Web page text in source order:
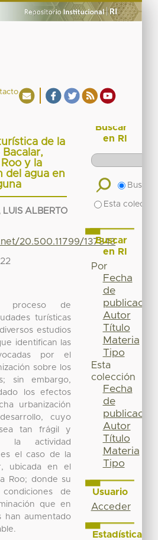
de la
y la
del agua en
LUIS ALBERTO
20.500.11799/137343
proceso de
turísticas
estudios
identifican las
por el
sobre los
sin embargo,
los efectos
urbanización
cuyo
tan frágil y
la actividad
el caso de la
ubicada en el
Roo; donde su
de
que en
han aumentado
Buscar
en RI
Buscar
Esta
Buscar
en RI
Por
Fecha
de
publicación
Autor
Título
Materia
Tipo
Esta
colección
Fecha
de
publicación
Autor
Título
Materia
Tipo
Usuario
Acceder
Estadísticas